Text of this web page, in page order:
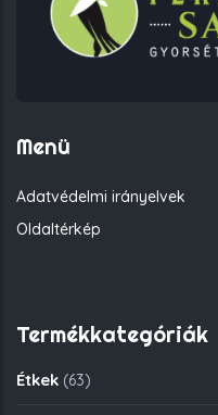
Menü
Adatvédelmi irányelvek
Oldaltérkép
Termékkategóriák
Étkek (63)